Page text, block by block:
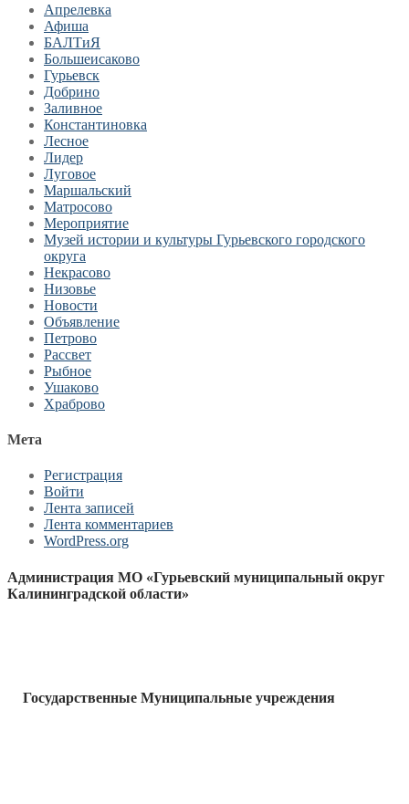
Апрелевка
Афиша
БАЛТиЯ
Большеисаково
Гурьевск
Добрино
Заливное
Константиновка
Лесное
Лидер
Луговое
Маршальский
Матросово
Мероприятие
Музей истории и культуры Гурьевского городского
округа
Некрасово
Низовье
Новости
Объявление
Петрово
Рассвет
Рыбное
Ушаково
Храброво
Мета
Регистрация
Войти
Лента записей
Лента комментариев
WordPress.org
Администрация МО «Гурьевский муниципальный округ
Калининградской области»
Государственные Муниципальные учреждения